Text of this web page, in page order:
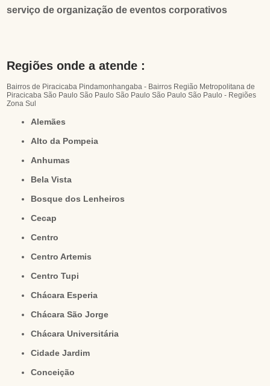
serviço de organização de eventos corporativos
Regiões onde a atende :
Bairros de Piracicaba Pindamonhangaba - Bairros Região Metropolitana de
Piracicaba São Paulo São Paulo São Paulo São PauloSão Paulo - Regiões
Zona Sul
Alemães
Alto da Pompeia
Anhumas
Bela Vista
Bosque dos Lenheiros
Cecap
Centro
Centro Artemis
Centro Tupi
Chácara Esperia
Chácara São Jorge
Chácara Universitária
Cidade Jardim
Conceição